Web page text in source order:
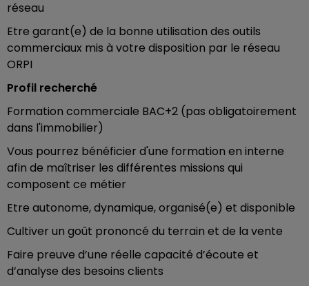
réseau
Etre garant(e) de la bonne utilisation des outils
commerciaux mis à votre disposition par le réseau
ORPI
Profil recherché
Formation commerciale BAC+2 (pas obligatoirement
dans l'immobilier)
Vous pourrez bénéficier d'une formation en interne
afin de maîtriser les différentes missions qui
composent ce métier
Etre autonome, dynamique, organisé(e) et disponible
Cultiver un goût prononcé du terrain et de la vente
Faire preuve d’une réelle capacité d’écoute et
d’analyse des besoins clients